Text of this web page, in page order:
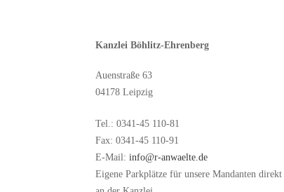
Kanzlei Böhlitz-Ehrenberg
Auenstraße 63
04178 Leipzig
Tel.: 0341-45 110-81
Fax: 0341-45 110-91
E-Mail: info@r-anwaelte.de
Eigene Parkplätze für unsere Mandanten direkt